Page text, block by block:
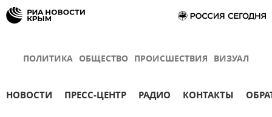
ПОЛИТИКА ОБЩЕСТВО ПРОИСШЕСТВИЯ ВИЗУАЛ
НОВОСТИ ПРЕСС-ЦЕНТР РАДИО КОНТАКТЫ